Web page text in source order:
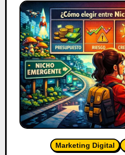
Marketing Digital